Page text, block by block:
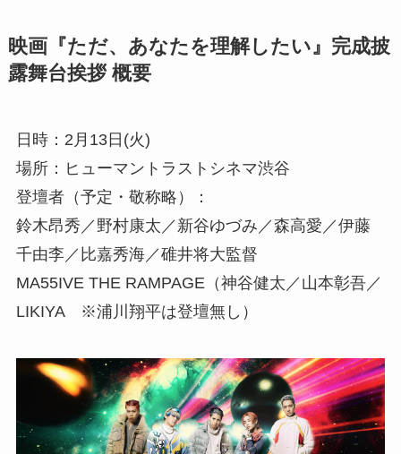
映画『ただ、あなたを理解したい』完成披
露舞台挨拶 概要
日時：2月13日(火)
場所：ヒューマントラストシネマ渋谷
登壇者（予定・敬称略）：
鈴木昂秀／野村康太／新谷ゆづみ／森高愛／伊藤
千由李／比嘉秀海／碓井将大監督
MA55IVE THE RAMPAGE（神谷健太／山本彰吾／
LIKIYA ※浦川翔平は登壇無し）